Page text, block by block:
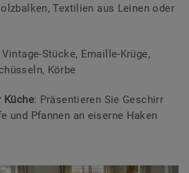
Textilien aus Leinen oder
Vintage-Stücke, Emaille-Krüge,
Körbe
Küche: Präsentieren Sie Geschirr
und Pfannen an eiserne Haken